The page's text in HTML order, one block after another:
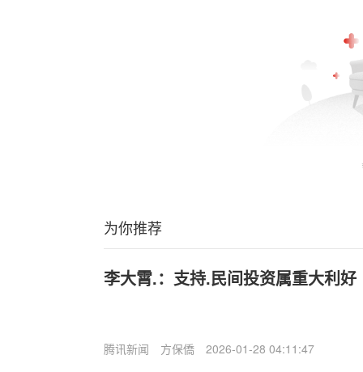
为你推荐
李大霄.：支持.民间投资属重大利好
腾讯新闻 方保僑 2026-01-28 04:11:47